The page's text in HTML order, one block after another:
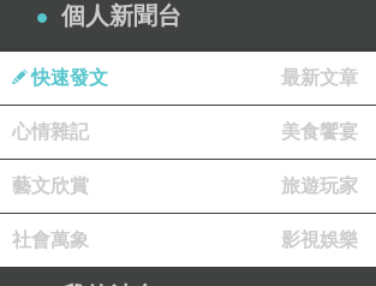
個人新聞台
快速發文 最新文章
心情雜記 美食饗宴
藝文欣賞 旅遊玩家
社會萬象 影視娛樂